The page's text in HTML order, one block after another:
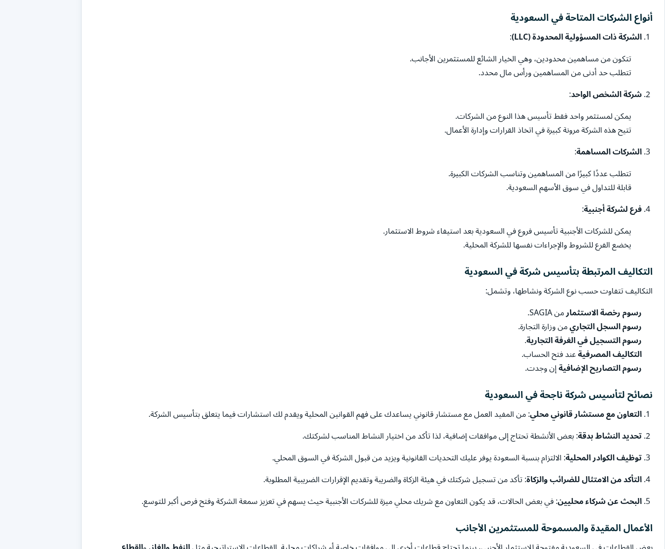
أنواع الشركات المتاحة في السعودية
الشركة ذات المسؤولية المحدودة (LLC)
:
تتكون من مساهمين محدودين، وهي الخيار الشائع للمستثمرين الأجانب.
تتطلب حد أدنى من المساهمين ورأس مال محدد.
شركة الشخص الواحد:
يمكن لمستثمر واحد فقط تأسيس هذا النوع من الشركات.
تتيح هذه الشركة مرونة كبيرة في اتخاذ القرارات وإدارة الأعمال.
الشركات المساهمة:
تتطلب عددًا كبيرًا من المساهمين وتناسب الشركات الكبيرة.
قابلة للتداول في سوق الأسهم السعودية.
فرع لشركة أجنبية:
يمكن للشركات الأجنبية تأسيس فروع في السعودية بعد استيفاء شروط الاستثمار.
يخضع الفرع للشروط والإجراءات نفسها للشركة المحلية.
التكاليف المرتبطة بتأسيس شركة في السعودية
التكاليف تتفاوت حسب نوع الشركة ونشاطها، وتشمل:
رسوم رخصة الاستثمارمن SAGIA.
رسوم السجل التجاريمن وزارة التجارة.
رسوم التسجيل في الغرفة التجارية.
التكاليف المصرفيةعند فتح الحساب.
رسوم التصاريح الإضافيةإن وجدت.
نصائح لتأسيس شركة ناجحة في السعودية
التعاون مع مستشار قانوني محلي: من المفيد العمل مع مستشار قانوني يساعدك على فهم القوانين المحلية ويقدم لك استشارات فيما يتعلق بتأسيس الشركة.
تحديد النشاط بدقة: بعض الأنشطة تحتاج إلى موافقات إضافية، لذا تأكد من اختيار النشاط المناسب لشركتك.
توظيف الكوادر المحلية: الالتزام بنسبة السعودة يوفر عليك التحديات القانونية ويزيد من قبول الشركة في السوق المحلي.
التأكد من الامتثال للضرائب والزكاة: تأكد من تسجيل شركتك في هيئة الزكاة والضريبة وتقديم الإقرارات الضريبية المطلوبة.
البحث عن شركاء محليين: في بعض الحالات، قد يكون التعاون مع شريك محلي ميزة للشركات الأجنبية حيث يسهم في تعزيز سمعة الشركة وفتح فرص أكبر للتوسع.
الأعمال المقيدة والمسموحة للمستثمرين الأجانب